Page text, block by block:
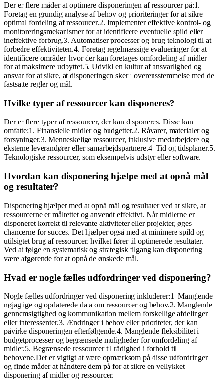
Der er flere måder at optimere disponeringen af ressourcer på:1.
Foretag en grundig analyse af behov og prioriteringer for at sikre
optimal fordeling af ressourcer.2. Implementer effektive kontrol- og
monitoreringsmekanismer for at identificere eventuelle spild eller
ineffektive forbrug.3. Automatiser processer og brug teknologi til at
forbedre effektiviteten.4. Foretag regelmæssige evalueringer for at
identificere områder, hvor der kan foretages omfordeling af midler
for at maksimere udbyttet.5. Udvikl en kultur af ansvarlighed og
ansvar for at sikre, at disponeringen sker i overensstemmelse med de
fastsatte regler og mål.
Hvilke typer af ressourcer kan disponeres?
Der er flere typer af ressourcer, der kan disponeres. Disse kan
omfatte:1. Finansielle midler og budgetter.2. Råvarer, materialer og
forsyninger.3. Menneskelige ressourcer, inklusive medarbejdere og
eksterne leverandører eller samarbejdspartnere.4. Tid og tidsplaner.5.
Teknologiske ressourcer, som eksempelvis udstyr eller software.
Hvordan kan disponering hjælpe med at opnå mål
og resultater?
Disponering hjælper med at opnå mål og resultater ved at sikre, at
ressourcerne er målrettet og anvendt effektivt. Når midlerne er
disponeret korrekt til relevante aktiviteter eller projekter, øges
chancerne for succes. Det hjælper også med at minimere spild og
utilsigtet brug af ressourcer, hvilket fører til optimerede resultater.
Ved at følge en systematisk og strategisk tilgang kan disponering
være afgørende for at opnå de ønskede mål.
Hvad er nogle fælles udfordringer ved disponering?
Nogle fælles udfordringer ved disponering inkluderer:1. Manglende
nøjagtige og opdaterede data om ressourcer og behov.2. Manglende
gennemsigtighed og kommunikation mellem forskellige afdelinger
eller interessenter.3. Ændringer i behov eller prioriteter, der kan
påvirke disponeringen efterfølgende.4. Manglende fleksibilitet i
budgetprocesser og begrænsede muligheder for omfordeling af
midler.5. Begrænsede ressourcer til rådighed i forhold til
behovene.Det er vigtigt at være opmærksom på disse udfordringer
og finde måder at håndtere dem på for at sikre en vellykket
disponering af midler og ressourcer.